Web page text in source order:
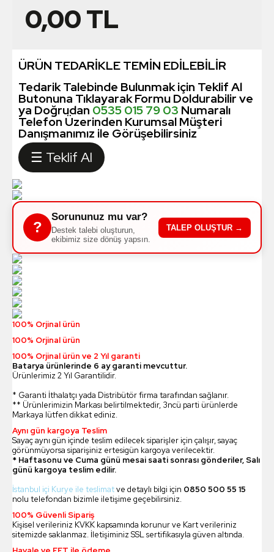
0,00TL
ÜRÜN TEDARİKLE TEMİN EDİLEBİLİR
Tedarik Talebinde Bulunmak için Teklif Al
Butonuna Tıklayarak Formu Doldurabilir ve
ya Doğrudan 0535 015 79 03 Numaralı
Telefon Üzerinden Kurumsal Müşteri
Danışmanımız ile Görüşebilirsiniz
☰ Teklif Al
?
Sorununuz mu var?
Destek talebi oluşturun,
ekibimiz size dönüş yapsın.
TALEP OLUŞTUR →
100% Orjinal ürün
100% Orjinal ürün
100% Orjinal ürün ve 2 Yıl garanti
Batarya ürünlerinde 6 ay garanti mevcuttur.
Ürünlerimiz 2 Yıl Garantilidir.
* Garanti İthalatçı yada Distribütör firma tarafından sağlanır.
** Ürünlerimizin Markası belirtilmektedir, 3ncü parti ürünlerde
Markaya lütfen dikkat ediniz.
Aynı gün kargoya Teslim
Sayaç aynı gün içinde teslim edilecek siparişler için çalışır, sayaç
görünmüyorsa siparişiniz ertesigün kargoya verilecektir.
* Haftasonu ve Cuma günü mesai saati sonrası gönderiler, Salı
günü kargoya teslim edilir.
İstanbul içi Kurye ile teslimatve detaylı bilgi için 0850 500 55 15
nolu telefondan bizimle iletişime geçebilirsiniz.
100% Güvenli Sipariş
Kişisel verileriniz KVKK kapsamında korunur ve Kart verileriniz
sitemizde saklanmaz. İletişiminiz SSL sertifikasıyla güven altında.